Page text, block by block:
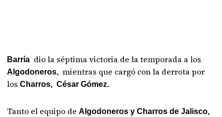
Barría dio la séptima victoria de la temporada a los
Algodoneros,mientras que cargó con la derrota por
losCharros, César Gómez.
Tanto el equipo deAlgodoneros y Charros de Jalisco,